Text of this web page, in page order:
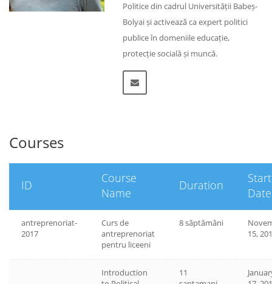
Politice din cadrul Universității Babeș-
Bolyai și activează ca expert politici
publice în domeniile educație,
protecție socială și muncă.
Courses
ID
Course
Name
Duration
Start
Date
antreprenoriat-
2017
Curs de
antreprenoriat
pentru liceeni
8 săptămâni
15,
Introduction
11